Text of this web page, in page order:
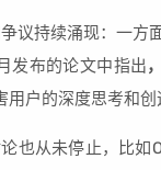
议持续涌现：一
发布的论文中指出
户的深度思考和创
也从未停止，比